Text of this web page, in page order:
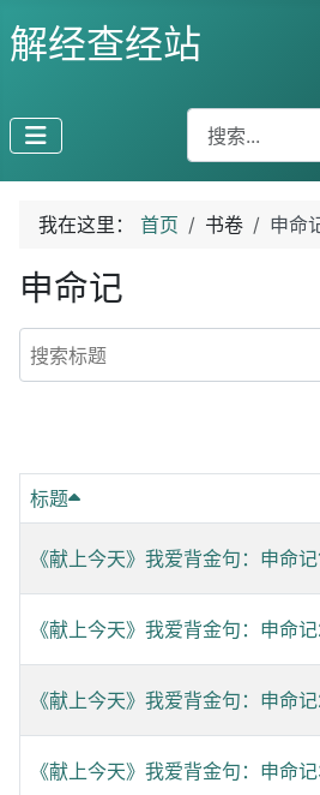
解经查经站
搜索
我在这里： 首页 书卷 申命
申命记
搜索标题
标题
《献上今天》我爱背金句：申命
《献上今天》我爱背金句：申命
《献上今天》我爱背金句：申命
《献上今天》我爱背金句：申命